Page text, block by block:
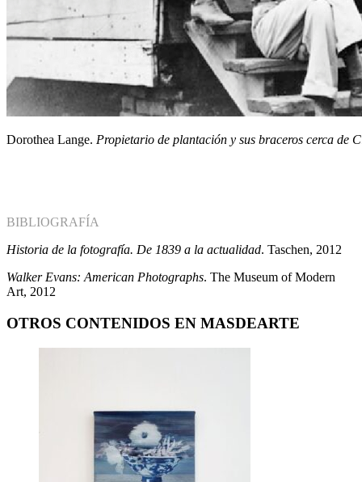
Dorothea Lange. Propietario de plantación y sus braceros cerca de
BIBLIOGRAFÍA
Historia de la fotografía. De 1839 a la actualidad. Taschen, 2012
Walker Evans: American Photographs. The Museum of Modern
Art, 2012
OTROS CONTENIDOS EN MASDEARTE